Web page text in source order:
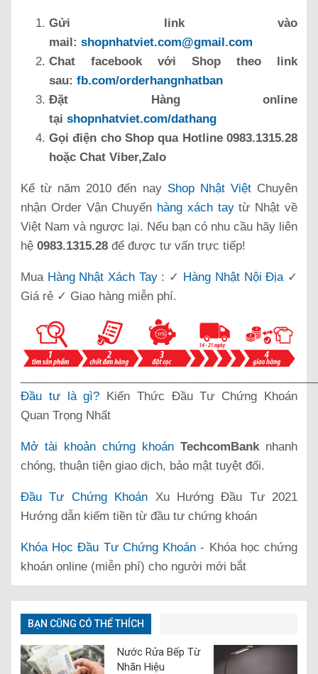
Gửi link vào
mail: shopnhatviet.com@gmail.com
Chat facebook với Shop theo link
sau: fb.com/orderhangnhatban
Đặt Hàng online
tại shopnhatviet.com/dathang
Gọi điện cho Shop qua Hotline 0983.1315.28
hoặc Chat Viber,Zalo
Kể từ năm 2010 đến nay Shop Nhật ViệtChuyên
nhận Order Vận Chuyển hàng xách taytừ Nhật về
Việt Nam và ngược lại. Nếu bạn có nhu cầu hãy liên
hệ 0983.1315.28 để được tư vấn trực tiếp!
Mua Hàng Nhật Xách Tay: ✓ Hàng Nhật Nội Địa✓
Giá rẻ ✓ Giao hàng miễn phí.
Đầu tư là gì? Kiến Thức Đầu Tư Chứng Khoán
Quan Trọng Nhất
Mở tài khoản chứng khoán TechcomBank nhanh
chóng, thuận tiện giao dịch, bảo mật tuyệt đối.
Đầu Tư Chứng Khoán Xu Hướng Đầu Tư 2021
Hướng dẫn kiếm tiền từ đầu tư chứng khoán
Khóa Học Đầu Tư Chứng Khoán - Khóa học chứng
khoán online (miễn phí) cho người mới bắt
BẠN CŨNG CÓ THỂ THÍCH
Nước Rửa Bếp Từ
Nhãn Hiệu